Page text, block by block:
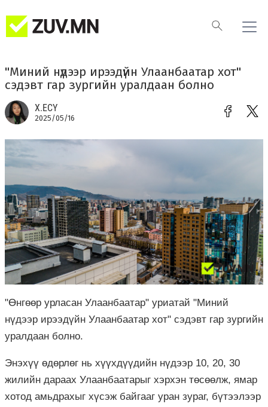
"Миний нүдээр ирээдүйн Улаанбаатар хот"
сэдэвт гар зургийн уралдаан болно
Х.ЕСҮ
2025/05/16
"Өнгөөр урласан Улаанбаатар" уриатай "Миний
нүдээр ирээдүйн Улаанбаатар хот" сэдэвт гар зургийн
уралдаан болно.
Энэхүү өдөрлөг нь хүүхдүүдийн нүдээр 10, 20, 30
жилийн дараах Улаанбаатарыг хэрхэн төсөөлж, ямар
хотод амьдрахыг хүсэж байгааг уран зураг, бүтээлээр